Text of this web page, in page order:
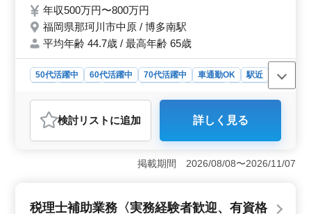
入を得ることができます。舗に伴う電気工事（エリア：九州一円） ＊
マイカー通勤OK（無料駐車場あり） ＊駅チ
カ ＊退職金制度あり 電気工事施工管理技士
年以上の方は条件面優遇します！ 勤務条
件、優遇相談してください！
年収500万円〜800万円
福岡県那珂川市中原 / 博多南駅
平均年齢 44.7歳 / 最高年齢 65歳
50代活躍中 60代活躍中 70代活躍中 車通勤OK
駅近
おすすめポイント
＜経験者に最適な環境＞ 電気工事施工管理経験20年以
上の方は条件面で優遇されます。経験を活かして、九州
一円の現場で活躍できる環境が整っています。電気工事
施工管理技士の資格をお持ちの方も歓迎されます。
公共交通機関を利用する方にも便利です。通勤手当も実
検討リスト に追加 詳しく見る
掲載期間 2026/08/08〜2026/11/07
税理士補助業務〈実務経験者歓迎、有資格